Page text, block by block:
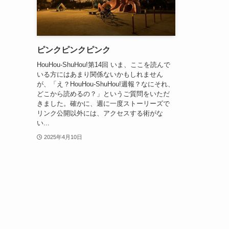
ピンクピンクピンク
HouHou-ShuHou!第14回 いま、ここを読んで
いる方にはあまり関係ないかもしれません
が、「え？HouHou-ShuHou!週報？なにそれ、
どこから読めるの？」というご質問をいただ
きました。確かに、週に一度ストーリーズで
リンク公開以外には、アクセスする術がな
い...
2025年4月10日